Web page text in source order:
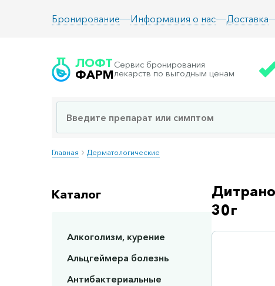
Бронирование Информация о нас Доставка
ЛОФТ
ФАРМ
Сервис бронирования
лекарств по выгодным ценам
Главная Дерматологические
Каталог
Алкоголизм, курение
Альцгеймера болезнь
Антибактериальные
30г